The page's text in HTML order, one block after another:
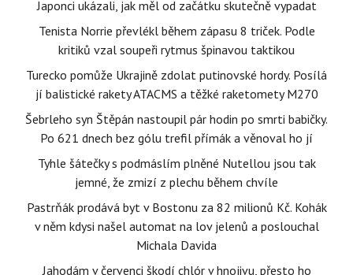
Japonci ukázali, jak měl od začátku skutečně vypadat
Tenista Norrie převlékl během zápasu 8 triček. Podle
kritiků vzal soupeři rytmus špinavou taktikou
Turecko pomůže Ukrajině zdolat putinovské hordy. Posílá
jí balistické rakety ATACMS a těžké raketomety M270
Šebrleho syn Štěpán nastoupil pár hodin po smrti babičky.
Po 621 dnech bez gólu trefil přímák a věnoval ho jí
Tyhle šátečky s podmáslím plněné Nutellou jsou tak
jemné, že zmizí z plechu během chvíle
Pastrňák prodává byt v Bostonu za 82 milionů Kč. Kohák
v něm kdysi našel automat na lov jelenů a poslouchal
Michala Davida
Jahodám v červenci škodí chlór v hnojivu, přesto ho